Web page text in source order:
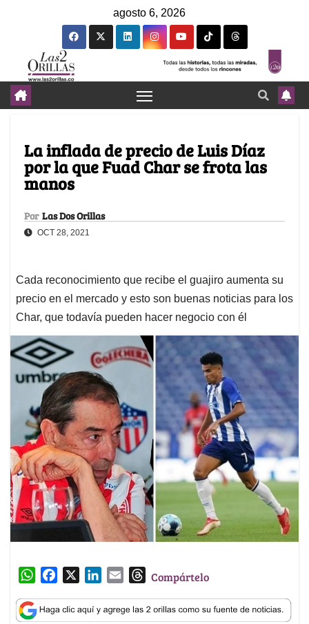
agosto 6, 2026
La inflada de precio de Luis Díaz
por la que Fuad Char se frota las
manos
Por Las Dos Orillas
OCT 28, 2021
Cada reconocimiento que recibe el guajiro aumenta su
precio en el mercado y esto son buenas noticias para los
Char, que todavía pueden hacer negocio con él
W
a
c
n
a
T
r
Compártelo